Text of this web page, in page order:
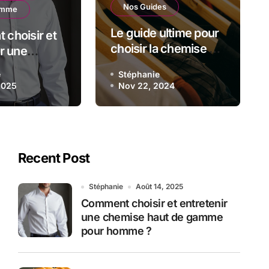
ces chemises sont-
de l’Automne-
2024 ?
Stéphanie Nov 22, 2024
choisir et
une
de
homme
Nos Guides
Le guide ultime pour
choisir la chemise ou
le chemisier parfait
Stéphanie
Nov 22, 2024
Recent Post
Stéphanie Août 14, 2025
Comment choisir et entretenir
une chemise haut de gamme
pour homme ?